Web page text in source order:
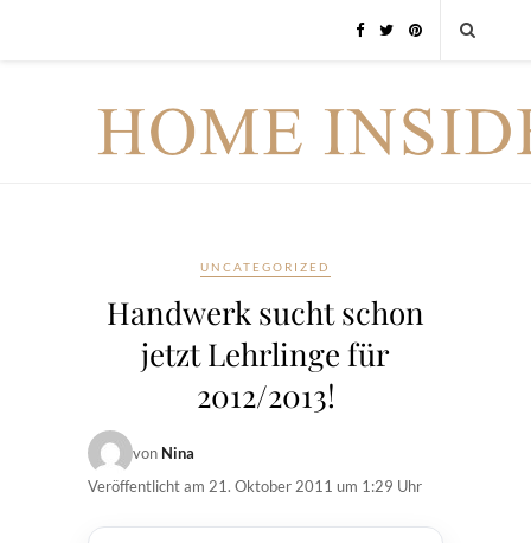
UNCATEGORIZED
Handwerk sucht schon
jetzt Lehrlinge für
2012/2013!
von Nina
Veröffentlicht am 21. Oktober 2011 um 1:29 Uhr